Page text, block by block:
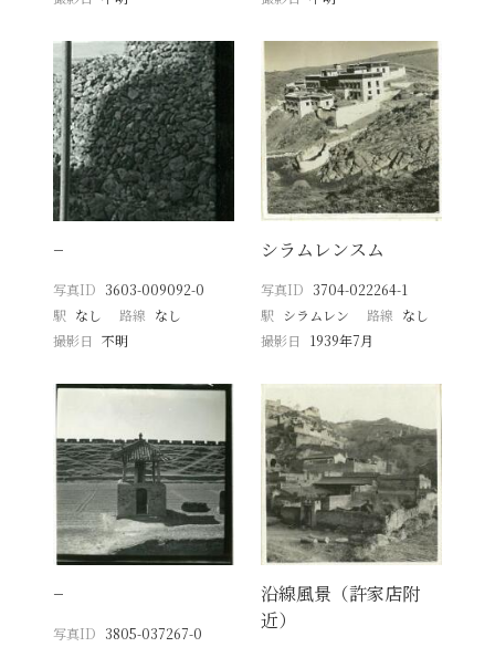
−
写真ID 3603-009092-0
駅 なし 路線 なし
撮影日
不明
シラムレンスム
写真ID 3704-022264-1
駅 シラムレン 路線 なし
撮影日
1939年7月
−
写真ID 3805-037267-0
沿線風景（許家店附
近）